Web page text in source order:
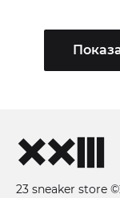
23 sneaker store